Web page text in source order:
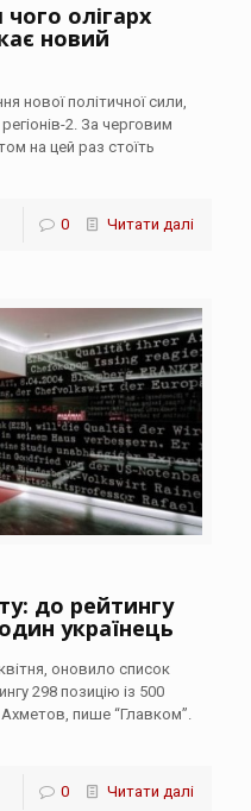
чого олігарх
новий
нової політичної сили,
2. За черговим
на цей раз стоїть
0 Читати далі
до рейтингу
українець
оновило список
298 позицію із 500
Ахметов, пише “Главком”.
0 Читати далі